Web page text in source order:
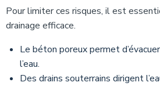
Pour limiter ces risques, il est
drainage efficace.
Le béton poreux permet
l’eau.
Des drains souterrains dirigent